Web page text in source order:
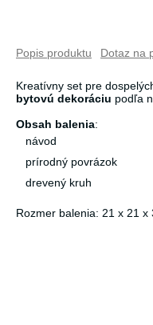
Popis produktu Dotaz na
Kreatívny set pre
bytovú dekoráciu podľa
Obsah balenia:
návod
prírodný povrázok
drevený kruh
Rozmer balenia: 21 x 21 x